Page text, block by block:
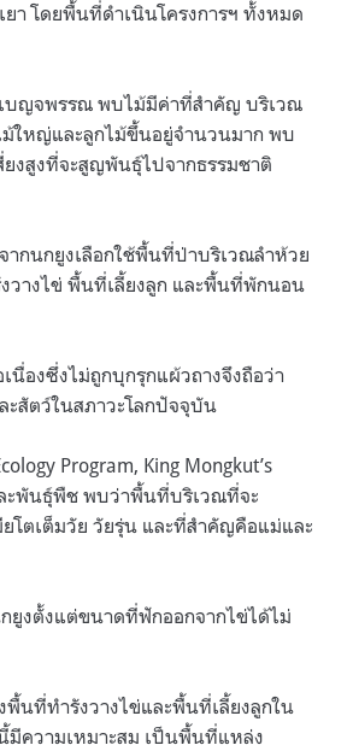
ยา โดยพื้นที่ดำเนินโครงการฯ ทั้งหมด
บญจพรรณ พบไม้มีค่าที่สำคัญ บริเวณ
ใหญ่และลูกไม้ขึ้นอยู่จำนวนมาก พบ
งสูงที่จะสูญพันธุ์ไปจากธรรมชาติ
กนกยูงเลือกใช้พื้นที่ป่าบริเวณลำห้วย
วางไข่ พื้นที่เลี้ยงลูก และพื้นที่พักนอน
องซึ่งไม่ถูกบุกรุกแผ้วถางจึงถือว่า
สัตว์ในสภาวะโลกปัจจุบัน
Program, King Mongkut’s
ะพันธุ์พืช พบว่าพื้นที่บริเวณที่จะ
โตเต็มวัย วัยรุ่น และที่สำคัญคือแม่และ
ยูงตั้งแต่ขนาดที่ฟักออกจากไข่ได้ไม่
นที่ทำรังวางไข่และพื้นที่เลี้ยงลูกใน
มีความเหมาะสม เป็นพื้นที่แหล่ง